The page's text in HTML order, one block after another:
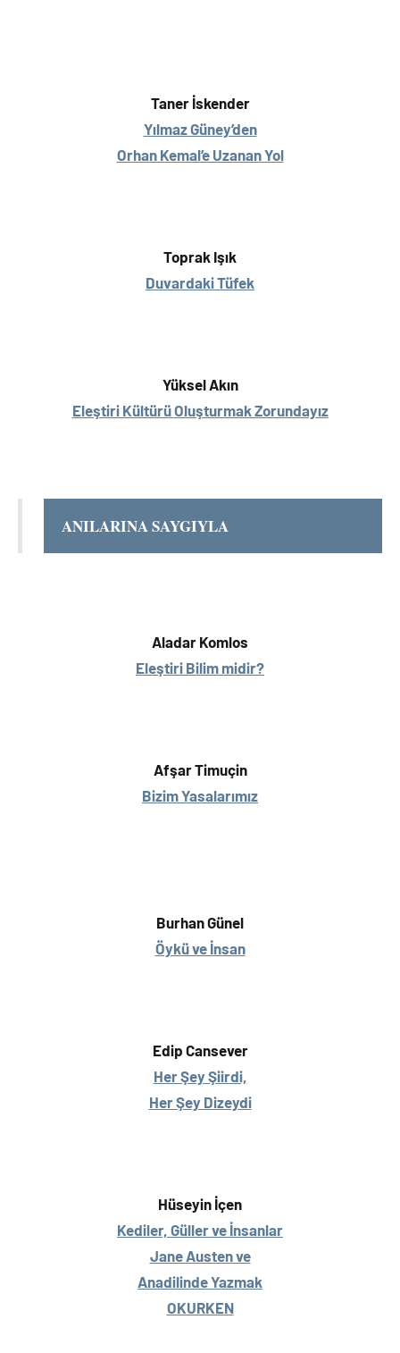
Taner İskender
Yılmaz Güney’den
Orhan Kemal’e Uzanan Yol
Toprak Işık
Duvardaki Tüfek
Yüksel Akın
Eleştiri KültürüOluşturmak Zorundayız
ANILARINA SAYGIYLA
Aladar Komlos
Eleştiri Bilim midir?
Afşar Timuçin
Bizim Yasalarımız
Burhan Günel
Öykü ve İnsan
Edip Cansever
Her Şey Şiirdi,
Her Şey Dizeydi
Hüseyin İçen
Kediler, Güller ve İnsanlar
Jane Austen ve
Anadilinde Yazmak
OKURKEN